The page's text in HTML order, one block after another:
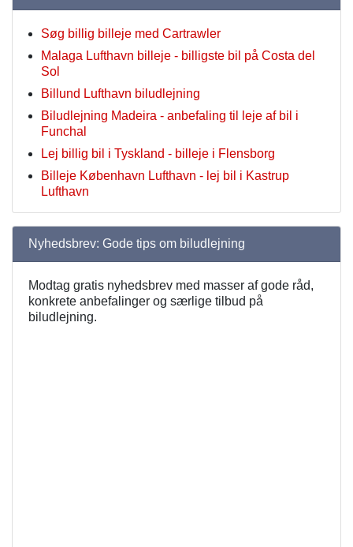
Søg billig billeje med Cartrawler
Malaga Lufthavn billeje - billigste bil på Costa del
Sol
Billund Lufthavn biludlejning
Biludlejning Madeira - anbefaling til leje af bil i
Funchal
Lej billig bil i Tyskland - billeje i Flensborg
Billeje København Lufthavn - lej bil i Kastrup
Lufthavn
Nyhedsbrev: Gode tips om biludlejning
Modtag gratis nyhedsbrev med masser af gode råd,
konkrete anbefalinger og særlige tilbud på
biludlejning.